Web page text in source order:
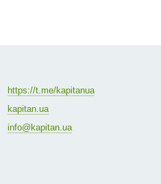
https://t.me/kapitanua
kapitan.ua
info@kapitan.ua